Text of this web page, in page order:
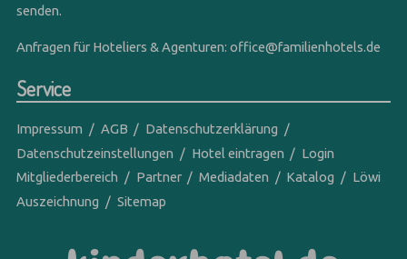
senden.
Anfragen für Hoteliers & Agenturen:office@familienhotels.de
Service
Impressum AGB
Datenschutzerklärung
Datenschutzeinstellungen
Hotel eintragen
Login
Mitgliederbereich
Partner Mediadaten Katalog
Löwi
Auszeichnung
Sitemap